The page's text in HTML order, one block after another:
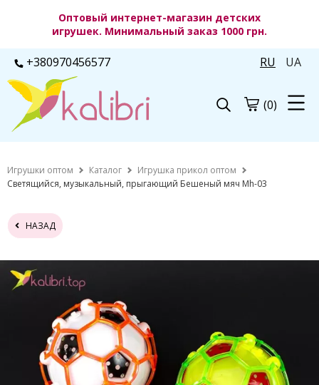
Оптовый интернет-магазин детских
игрушек. Минимальный заказ 1000 грн.
+380970456577 RU UA
(0)
Игрушки оптом Каталог
Игрушка прикол оптом
Светящийся, музыкальный, прыгающий Бешеный мяч Mh-03
НАЗАД